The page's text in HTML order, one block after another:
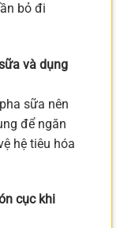
bỏ đi
và dụng
sữa nên
để ngăn
hệ tiêu hóa
cục khi